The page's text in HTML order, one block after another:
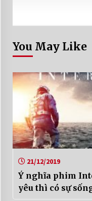
You May Like
21/12/2019
Ý nghĩa phim
yêu thì có sự